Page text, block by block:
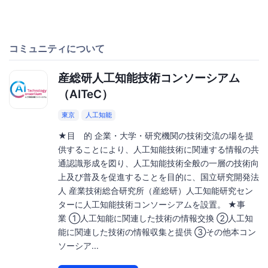
コミュニティについて
産総研人工知能技術コンソーシアム
（AITeC）
東京 人工知能
★目 的 企業・大学・研究機関の技術交流の場を提
供することにより、人工知能技術に関連する情報の共
通認識形成を図り、人工知能技術全般の一層の技術向
上及び普及を促進することを目的に、国立研究開発法
人 産業技術総合研究所（産総研）人工知能研究セン
ターに人工知能技術コンソーシアムを設置。 ★事
業 ①人工知能に関連した技術の情報交換 ②人工知
能に関連した技術の情報収集と提供 ③その他本コン
ソーシア...